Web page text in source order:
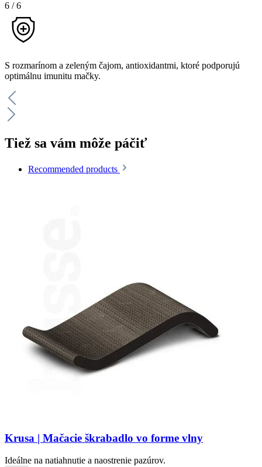
6 /6
S rozmarínom a zeleným čajom, antioxidantmi, ktoré podporujú
optimálnu imunitu mačky.
Tiež sa vám môže páčiť
Recommended products
Krusa | Mačacie škrabadlo vo forme vlny
Ideálne na natiahnutie a naostrenie pazúrov.